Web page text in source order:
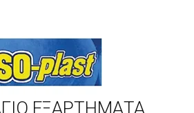
ΕΞΑΡΤΗΜΑΤΑ